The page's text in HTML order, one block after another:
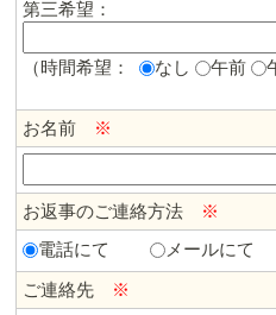
第三希望：
（時間希望： なし 午前
お名前 ※
お返事のご連絡方法
※
電話にて
メールにて
ご連絡先
※